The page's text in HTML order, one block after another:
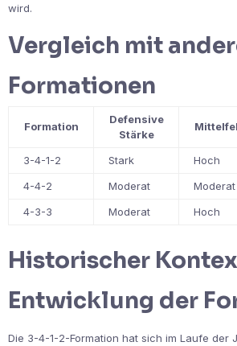
wird.
Vergleich mit
Formationen
Formation
Defensive
Stärke
3-4-1-2 Stark Hoch
4-4-2
Moderat Moderat
4-3-3
Moderat Hoch
Historischer
Entwicklung der
Die 3-4-1-2-Formation hat sich im Laufe der